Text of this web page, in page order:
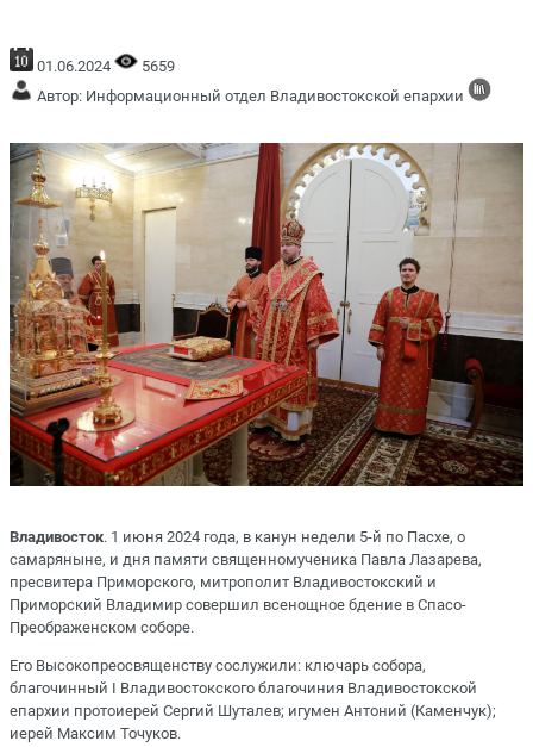
01.06.2024
5659
Автор: Информационный отдел Владивостокской епархии
Владивосток. 1 июня 2024 года, в канун недели 5-й по Пасхе, о
самаряныне, и дня памяти священномученика Павла Лазарева,
пресвитера Приморского, митрополит Владивостокский и
Приморский Владимир совершил всенощное бдение в Спасо-
Преображенском соборе.
Его Высокопреосвященству сослужили: ключарь собора,
благочинный I Владивостокского благочиния Владивостокской
епархии протоиерей Сергий Шуталев; игумен Антоний (Каменчук);
иерей Максим Точуков.